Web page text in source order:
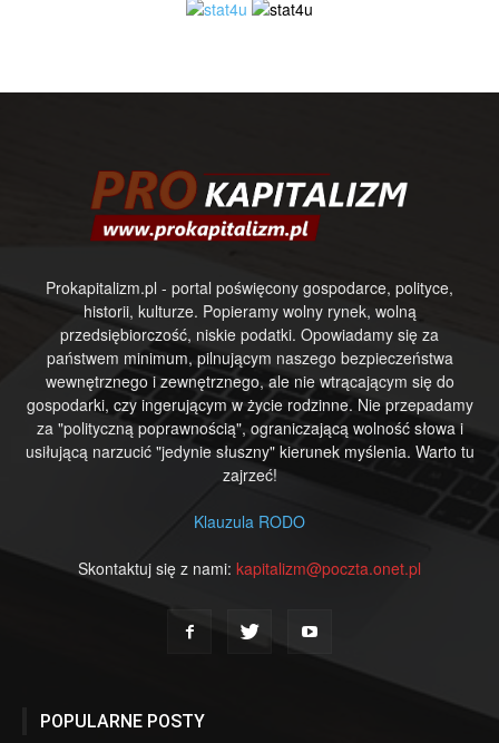
Prokapitalizm.pl - portal poświęcony gospodarce, polityce,
historii, kulturze. Popieramy wolny rynek, wolną
przedsiębiorczość, niskie podatki. Opowiadamy się za
państwem minimum, pilnującym naszego bezpieczeństwa
wewnętrznego i zewnętrznego, ale nie wtrącającym się do
gospodarki, czy ingerującym w życie rodzinne. Nie przepadamy
za "polityczną poprawnością", ograniczającą wolność słowa i
usiłującą narzucić "jedynie słuszny" kierunek myślenia. Warto tu
zajrzeć!
Klauzula RODO
Skontaktuj się z nami: kapitalizm@poczta.onet.pl
POPULARNE POSTY